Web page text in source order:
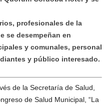
profesionales de la
se desempeñan en
y comunales, personal
y público interesado.
de la Secretaría de Salud,
de Salud Municipal, “La